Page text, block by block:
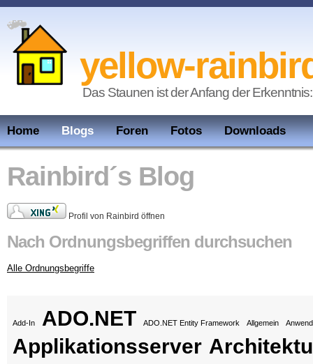
yellow-
Das Staunen ist der Anfang der
Home Blogs Foren Fotos Downloads
Rainbird´s Blog
Profil von Rainbird öffnen
Nach Ordnungsbegriffen durchsuchen
Alle Ordnungsbegriffe
Add-In ADO.NET ADO.NET Entity Framework Allgemein
Applikationsserver